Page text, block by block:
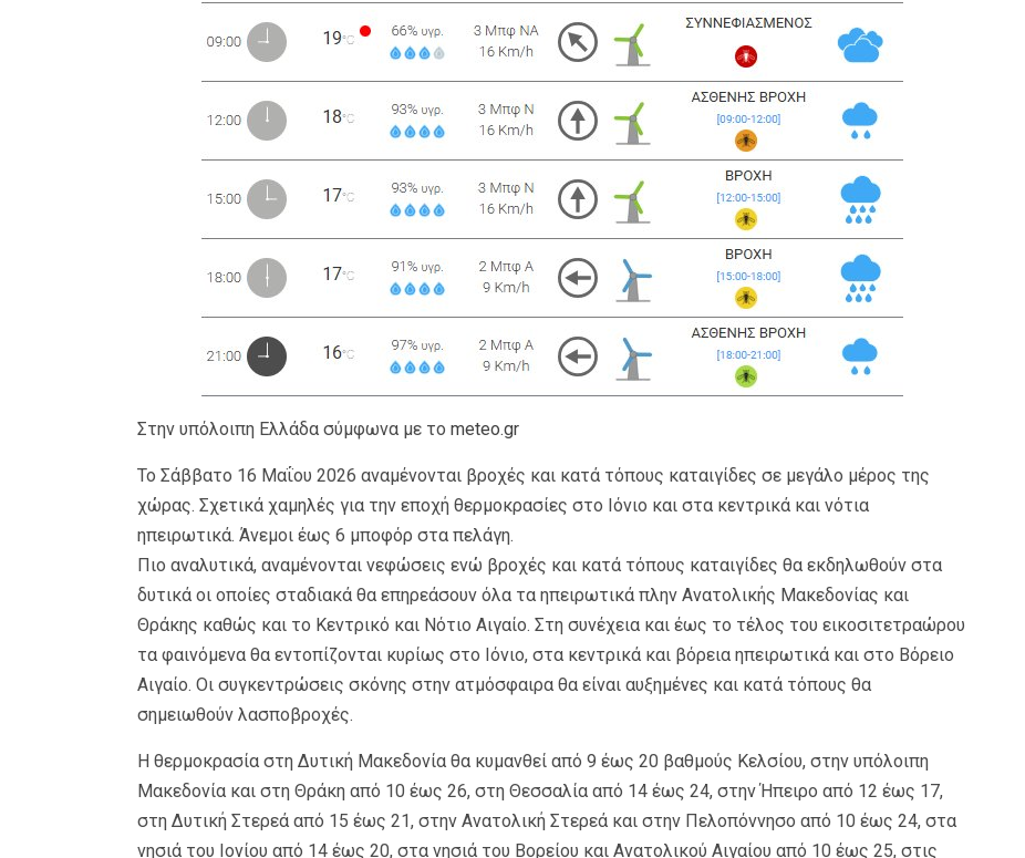
Στην υπόλοιπη Ελλάδα σύμφωνα με το meteo.gr
Το Σάββατο 16 Μαΐου 2026 αναμένονται βροχές και κατά τόπους καταιγίδες σε μεγάλο μέρος της
χώρας. Σχετικά χαμηλές για την εποχή θερμοκρασίες στο Ιόνιο και στα κεντρικά και νότια
ηπειρωτικά. Άνεμοι έως 6 μποφόρ στα πελάγη.
Πιο αναλυτικά, αναμένονται νεφώσεις ενώ βροχές και κατά τόπους καταιγίδες θα εκδηλωθούν στα
δυτικά οι οποίες σταδιακά θα επηρεάσουν όλα τα ηπειρωτικά πλην Ανατολικής Μακεδονίας και
Θράκης καθώς και το Κεντρικό και Νότιο Αιγαίο. Στη συνέχεια και έως το τέλος του εικοσιτετραώρου
τα φαινόμενα θα εντοπίζονται κυρίως στο Ιόνιο, στα κεντρικά και βόρεια ηπειρωτικά και στο Βόρειο
Αιγαίο. Οι συγκεντρώσεις σκόνης στην ατμόσφαιρα θα είναι αυξημένες και κατά τόπους θα
σημειωθούν λασποβροχές.
Η θερμοκρασία στη Δυτική Μακεδονία θα κυμανθεί από 9 έως 20 βαθμούς Κελσίου, στην υπόλοιπη
Μακεδονία και στη Θράκη από 10 έως 26, στη Θεσσαλία από 14 έως 24, στην Ήπειρο από 12 έως 17,
στη Δυτική Στερεά από 15 έως 21, στην Ανατολική Στερεά και στην Πελοπόννησο από 10 έως 24, στα
νησιά του Ιονίου από 14 έως 20, στα νησιά του Βορείου και Ανατολικού Αιγαίου από 10 έως 25, στις